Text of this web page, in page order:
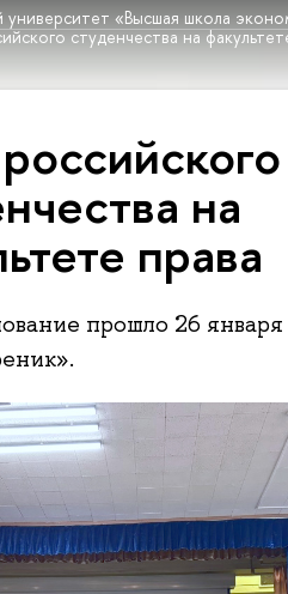
университет «Высшая школа
студенчества на
на
права
прошло 26